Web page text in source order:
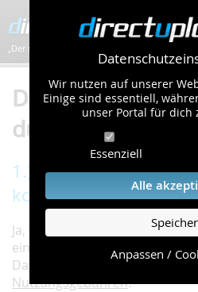
Wir nutzen auf unserer
Einige sind essentiell,
unser Portal für dich
Essenziell
Alle
Anpassen /
„Der schnellste Bilder-Hoster im Web!”
Du hast eine
du die Antwort!
1.) Ist der Dienst
kostenlos?
Ja, wir finanzieren diesen
eingeblendete Werbung.
Daher ist unsere Seite absolut
Nutzungsgebühren.